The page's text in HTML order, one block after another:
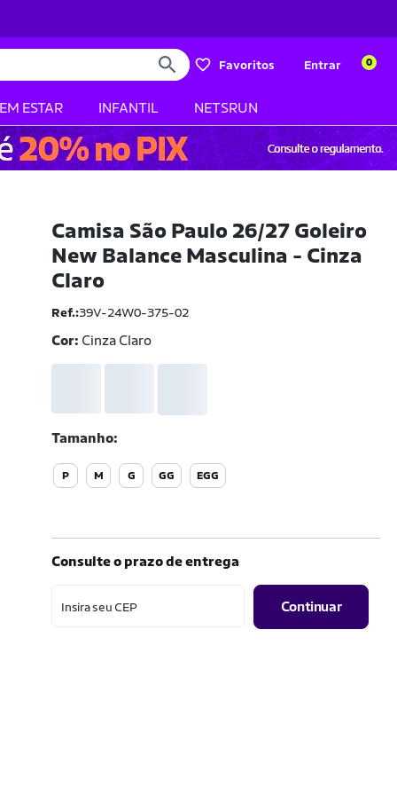
Favoritos Entrar 0
ESTAR INFANTIL NETSRUN
Camisa São Paulo 26/27 Goleiro
New Balance Masculina - Cinza
Claro
Ref.:39V-24W0-375-02
Cor: Cinza Claro
Tamanho
P M G GG EGG
Consulte o prazo de entrega
Insira seu CEP Continuar